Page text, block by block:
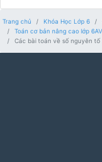
Trang chủ Khóa Học Lớp 6
Toán cơ bản nâng cao lớp
Các bài toán về số nguyên tố